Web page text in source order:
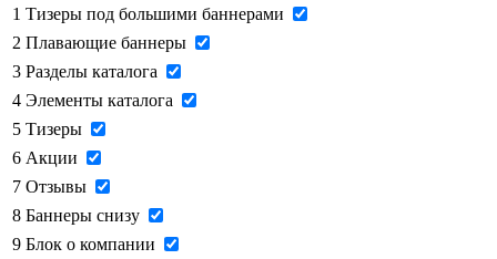
1 Тизеры под большими баннерами
2 Плавающие баннеры
3 Разделы каталога
4 Элементы каталога
5 Тизеры
6 Акции
7 Отзывы
8 Баннеры снизу
9 Блок о компании